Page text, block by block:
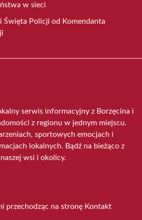
w sieci
Święta Policji od Komendanta
serwis informacyjny z Borzęcina i
z regionu w jednym miejscu.
sportowych emocjach i
lokalnych. Bądź na bieżąco z
wsi i okolicy.
przechodząc na stronę Kontakt